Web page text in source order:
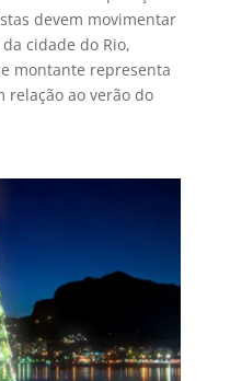
devem movimentar
cidade do Rio,
montante representa
relação ao verão do